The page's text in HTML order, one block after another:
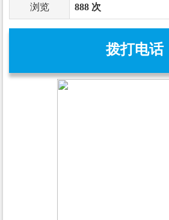
浏览 888 次
拨打电话